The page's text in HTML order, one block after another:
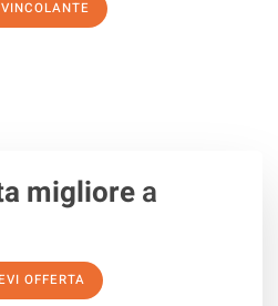
migliorea
OFFERTA